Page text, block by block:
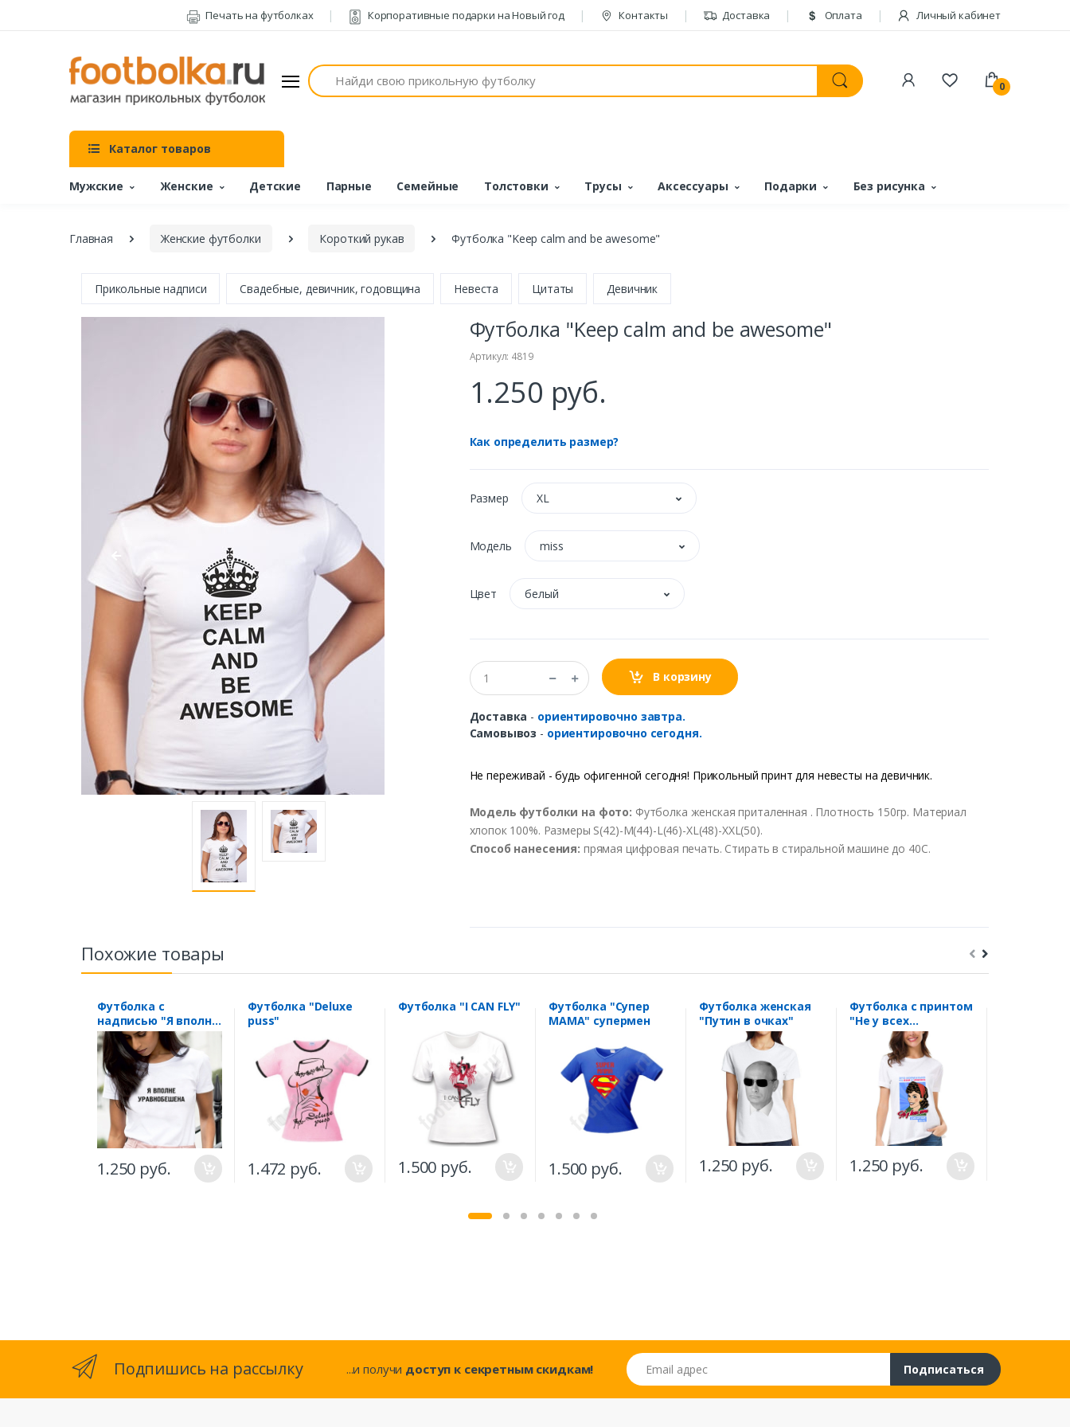
Печать на футболках Корпоративные подарки на Новый год Контакты Доставка Оплата Личный кабинет
Поиск
0
Каталог товаров
Мужские Женские Детские Парные Семейные Толстовки Трусы Аксессуары Подарки Без рисунка
Главная Женские футболки Короткий рукав Футболка "Keep calm and be awesome"
Прикольные надписи Свадебные, девичник, годовщина Невеста Цитаты Девичник
Футболка "Keep calm and be awesome"
Артикул: 4819
1.250 руб.
Как определить размер?
Размер XL
Модель miss
Цвет белый
В корзину
Доставка - ориентировочно завтра.
Самовывоз - ориентировочно сегодня.
Не переживай - будь офигенной сегодня! Прикольный принт для невесты на девичник.
Модель футболки на фото: Футболка женская приталенная . Плотность 150гр. Материал
хлопок 100%. Размеры S(42)-M(44)-L(46)-XL(48)-XXL(50).
Способ нанесения: прямая цифровая печать. Стирать в стиральной машине до 40С.
Похожие товары
Футболка с
надписью "Я вполне
уравнобешена"
1.250 руб.
Футболка "Deluxe
puss"
1.472 руб.
Футболка "I CAN FLY"
1.500 руб.
Футболка "Супер
МАМА" супермен
1.500 руб.
Футболка женская
"Путин в очках"
1.250 руб.
Футболка с принтом
"Не у всех
шикарный вкус"
1.250 руб.
Подпишись на рассылку ...и получи доступ к секретным скидкам!
Email адрес
Подписаться